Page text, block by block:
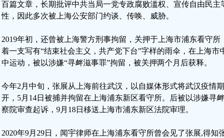
百篇文章，长期批评中共当局一党专政腐败滥权、宣传自由民
性，因此多次被上海公安部门约谈、传唤、威胁。
2019年初，还曾被上海警方刑事拘留，关押于上海市浦东看守所
着一支写有“结束社会主义，共产党下台”字样的雨伞，在上海
中运动，被以涉嫌“寻衅滋事罪”拘留，被关押两个月后获释。
今年2月中旬，张展从上海前往武汉，以自媒体形式将武汉疫情
开，5月14日被捕并拘留在上海浦东新区看守所。后被以涉嫌寻
察院审查起诉，9月18日移送上海市浦东新区法院审理。
2020年9月29日，闻宇律师在上海浦东看守所曾会见了张展,得知